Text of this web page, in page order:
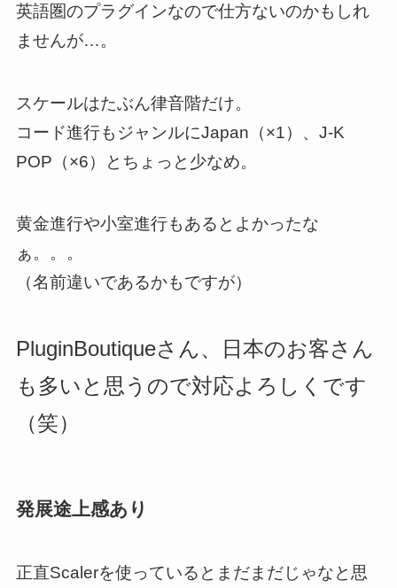
英語圏のプラグインなので仕方ないのかもしれ
ませんが…。
スケールはたぶん律音階だけ。
コード進行もジャンルにJapan（×1）、J-K
POP（×6）とちょっと少なめ。
黄金進行や小室進行もあるとよかったな
ぁ。。。
（名前違いであるかもですが）
PluginBoutiqueさん、日本のお客さん
も多いと思うので対応よろしくです
（笑）
発展途上感あり
正直Scalerを使っているとまだまだじゃなと思